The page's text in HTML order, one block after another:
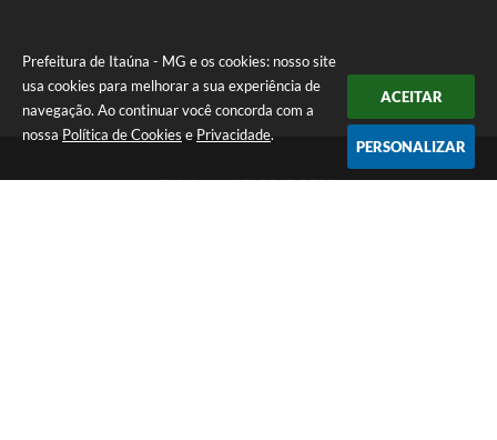
Prefeitura de Itaúna - MG e os cookies: nosso site
usa cookies para melhorar a sua experiência de
navegação. Ao continuar você concorda com a
nossa Política de Cookies e Privacidade.
ACEITAR
PERSONALIZAR
Telefone: (37) 3249-9500